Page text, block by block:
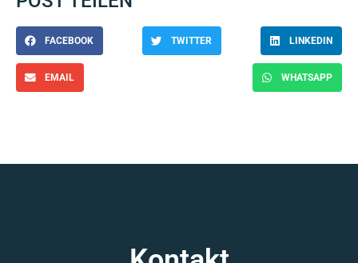
FACEBOOK TWITTER LINKEDIN
EMAIL WHATSAPP